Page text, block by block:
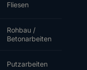
Fliesen
Rohbau /
Betonarbeiten
Putzarbeiten